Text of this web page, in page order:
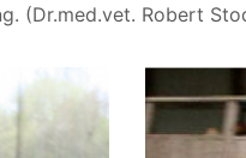
(Dr.med.vet. Robert